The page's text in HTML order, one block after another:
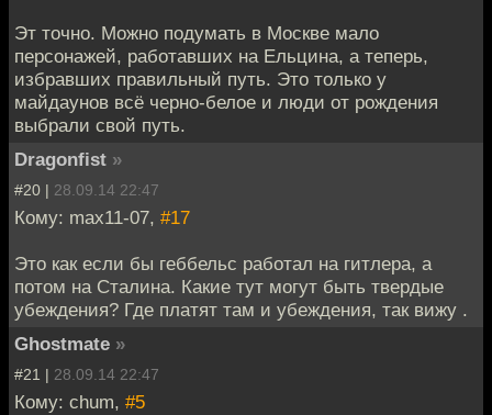
Эт точно. Можно подумать в Москве мало
персонажей, работавших на Ельцина, а теперь,
избравших правильный путь. Это только у
майдаунов всё черно-белое и люди от рождения
выбрали свой путь.
Dragonfist »
#20 | 28.09.14 22:47
Кому: max11-07, #17
Это как если бы геббельс работал на гитлера, а
потом на Сталина. Какие тут могут быть твердые
убеждения? Где платят там и убеждения, так вижу .
Ghostmate »
#21 | 28.09.14 22:47
Кому: chum, #5